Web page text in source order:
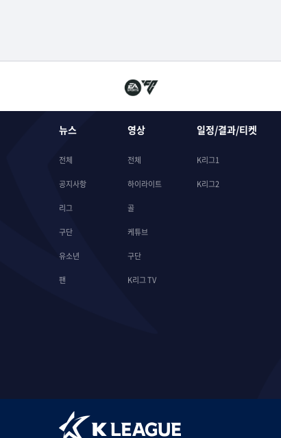
뉴스
전체
공지사항
리그
구단
유소년
팬
영상
전체
하이라이트
골
케튜브
구단
K리그 TV
일정/결과/티켓
K리그1
K리그2